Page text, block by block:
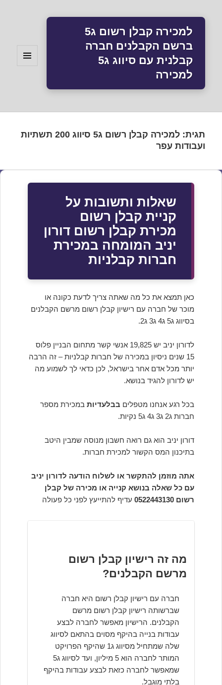
למכירה קבלן רשום ג5
ברשם הקבלנים חברה
קבלנית עם סיווג ג5
למכירה
תגית:
למכירה קבלן רשום ג5 סיווג 200 תשתיות
ועבודות עפר
שאלות ותשובות על
קניית קבלן רשום
מכירת קבלן רשום דורון
יניב המומחה במכירת
חברות קבלניות
כאן תמצא את כל מה שאתה צריך לדעת כקונה או
מוכר של חברה עם רישיון קבלן רשום מרשם הקבלנים
בסיווג ג5 ג4 ג3 ג2.
לדורון יניב יש 19,825 אנשי קשר מתחום הבניין פלוס
15 שנים ניסיון במכירה של חברות קבלניות – זה הרבה
יותר מכל אדם אחר בישראל, לכן כדאי לך לשמוע מה
יש לדורון להגיד בנושא.
בכל רגע אנחנו מטפלים בבלעדיות במכירת מספר
חברות ג2 ג3 ג4 ג5 נקיות.
דורון יניב הוא גם רואה חשבון מנוסה שמבין היטב
בתיכנון המס הקשור למכירת חברות.
אתה מוזמן להתקשר או לשלוח הודעה לדורון יניב
עם כל שאלה בנושא קנייה או מכירה של קבלן
רשום 0522443130
עדיף להתייעץ לפני כל פעולה
מה זה רישיון קבלן רשום
מרשם הקבלנים?
חברה עם רישיון קבלן רשום היא חברה
שברשותה רישיון קבלן רשום מרשם
הקבלנים. הרישיון מאפשר לחברה לבצע
עבודות בנייה בהיקף מסוים בהתאם לסיווג
שלה שמתחיל מסיווג ג1 שהיקף הפרויקט
המותר לחברה הוא 5 מיליון, ועד לסיווג ג5
שמאפשר לחברה כזאת לבצע עבודות בהיקף
בלתי מוגבל.